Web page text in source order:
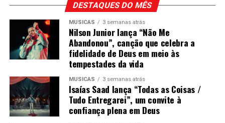
DESTAQUES DO MÊS
MÚSICAS 3 semanas atrás
Nilson Junior lança “Não Me
Abandonou”, canção que celebra a
fidelidade de Deus em meio às
tempestades da vida
MÚSICAS 3 semanas atrás
Isaías Saad lança “Todas as Coisas /
Tudo Entregarei”, um convite à
confiança plena em Deus